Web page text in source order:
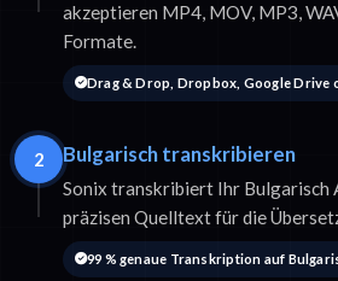
akzeptieren MP4, MOV, MP3,
Formate.
Drag & Drop, Dropbox, Google Drive
2 Bulgarisch transkribieren
Sonix transkribiert Ihr Bulgarisch
präzisen Quelltext für die
99 % genaue Transkription auf